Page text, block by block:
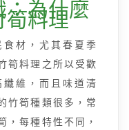
：為什麼
筍料理
材，尤其春夏季
筍料理之所以受歡
維，而且味道清
竹筍種類很多，常
，每種特性不同，